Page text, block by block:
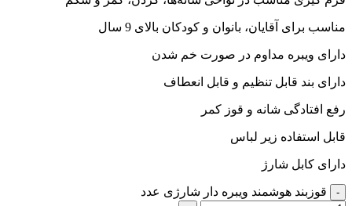
مناسب برای آقایان، بانوان و کودکان بالای 9 سال
دارای ویبره مداوم در صورت خم شدن
دارای بند قابل تنظیم و قابل انعطاف
رفع افتادگی شانه و قوز کمر
قابل استفاده زیر لباس
دارای کابل شارژ
قوزبند هوشمند ویبره دار شارژی عدد